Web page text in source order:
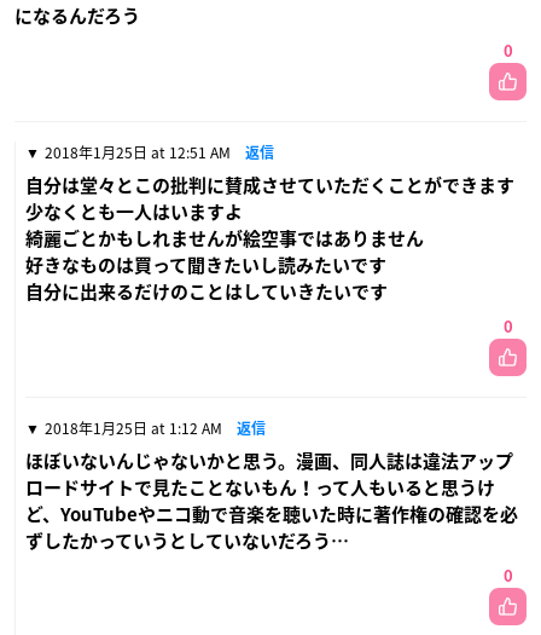
になるんだろう
0
2018年1月25日 at 12:51 AM 返信
自分は堂々とこの批判に賛成させていただくことができます
少なくとも一人はいますよ
綺麗ごとかもしれませんが絵空事ではありません
好きなものは買って聞きたいし読みたいです
自分に出来るだけのことはしていきたいです
0
2018年1月25日 at 1:12 AM 返信
ほぼいないんじゃないかと思う。漫画、同人誌は違法アップ
ロードサイトで見たことないもん！って人もいると思うけ
ど、YouTubeやニコ動で音楽を聴いた時に著作権の確認を必
ずしたかっていうとしていないだろう…
0